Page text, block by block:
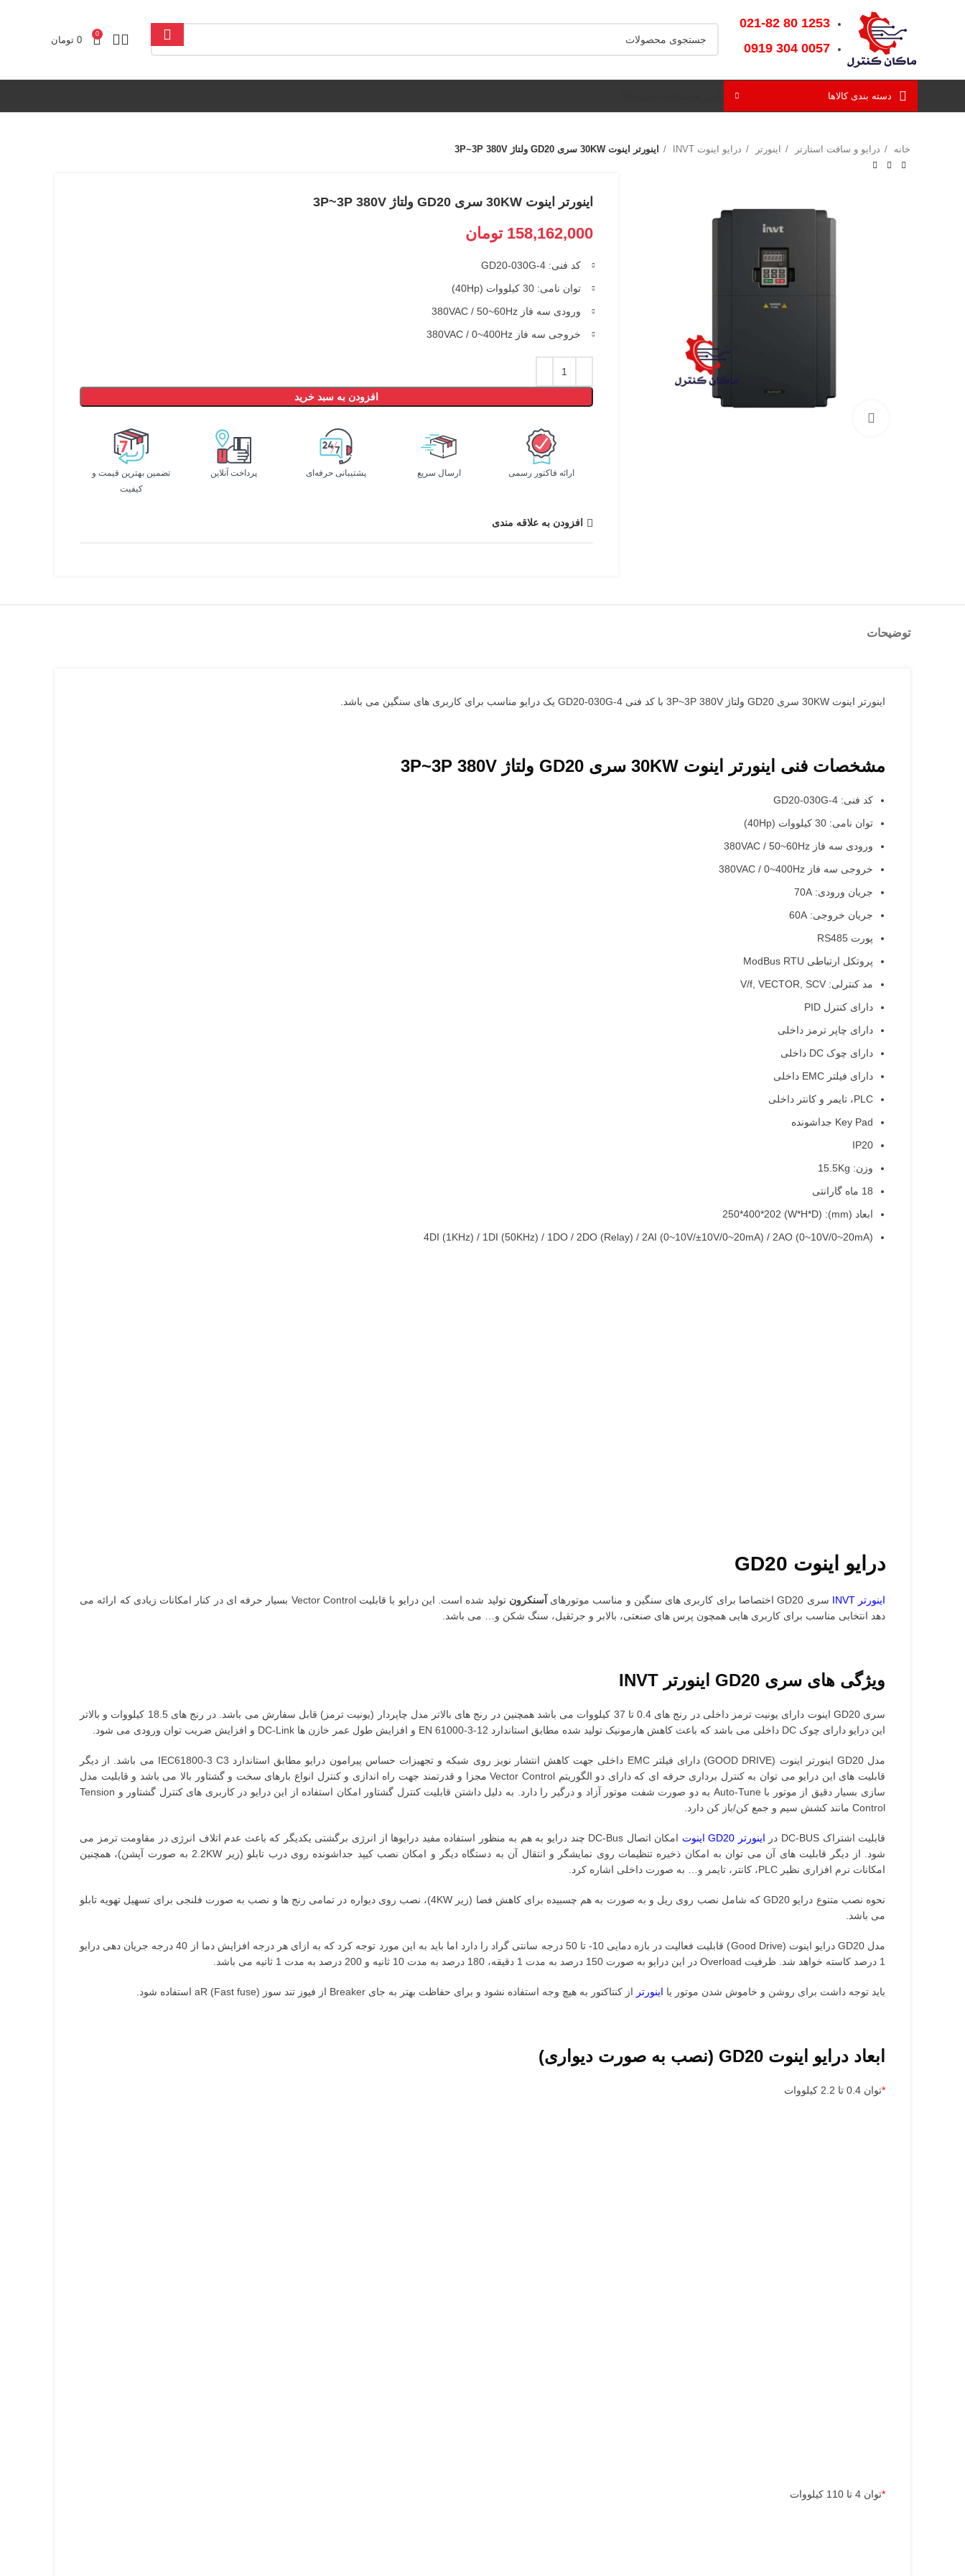
1253‌ 80‌ 021-82
0057‌ 304‌ 0919
0
0 تومان
دسته بندی کالاها
خانه درایو و سافت استارتر اینورتر درایو اینوت INVT اینورتر اینوت 30KW سری GD20 ولتاژ 3P~3P 380V
اینورتر اینوت 30KW سری GD20 ولتاژ 3P~3P 380V
158,162,000 تومان
کد فنی: GD20-030G-4
توان نامی: 30 کیلووات (40Hp)
ورودی سه فاز 380VAC / 50~60Hz
خروجی سه فاز 380VAC / 0~400Hz
افزودن به سبد خرید
ارائه فاکتور رسمی ارسال سریع پشتیبانی حرفه‌ای پرداخت آنلاین
تضمین بهترین قیمت و
کیفیت
افزودن به علاقه مندی
توضیحات
اینورتر اینوت 30KW سری GD20 ولتاژ 3P~3P 380V با کد فنی GD20-030G-4 یک درایو مناسب برای کاربری های سنگین می باشد.
مشخصات فنی اینورتر اینوت 30KW سری GD20 ولتاژ 3P~3P 380V
کد فنی: GD20-030G-4
توان نامی: 30 کیلووات (40Hp)
ورودی سه فاز 380VAC / 50~60Hz
خروجی سه فاز 380VAC / 0~400Hz
جریان ورودی: 70A
جریان خروجی: 60A
پورت RS485
پروتکل ارتباطی ModBus RTU
مد کنترلی: V/f, VECTOR, SCV
دارای کنترل PID
دارای چاپر ترمز داخلی
دارای چوک DC داخلی
دارای فیلتر EMC داخلی
PLC، تایمر و کانتر داخلی
Key Pad جداشونده
IP20
وزن: 15.5Kg
18 ماه گارانتی
ابعاد (mm): (W*H*D) 250*400*202
4DI (1KHz) / 1DI (50KHz) / 1DO / 2DO (Relay) / 2AI (0~10V/±10V/0~20mA) / 2AO (0~10V/0~20mA)
درایو اینوت GD20
اینورتر INVT سری GD20 اختصاصا برای کاربری های سنگین و مناسب موتورهای آسنکرون
تولید شده است. این درایو با قابلیت Vector Control بسیار حرفه ای در کنار امکانات زیادی که ارائه می
دهد انتخابی مناسب برای کاربری هایی همچون پرس های صنعتی، بالابر و جرثقیل، سنگ شکن و… می باشد.
ویژگی های سری GD20 اینورتر INVT
سری GD20 اینوت دارای یونیت ترمز داخلی در رنج های 0.4 تا 37 کیلووات می باشد همچنین در رنج های بالاتر مدل چاپردار (یونیت ترمز) قابل سفارش می باشد. در رنج های 18.5 کیلووات و بالاتر
این درایو دارای چوک DC داخلی می باشد که باعث کاهش هارمونیک تولید شده مطابق استاندارد EN 61000-3-12 و افزایش طول عمر خازن ها DC-Link و افزایش ضریب توان ورودی می شود.
مدل GD20 اینورتر اینوت (GOOD DRIVE) دارای فیلتر EMC داخلی جهت کاهش انتشار نویز روی شبکه و تجهیزات حساس پیرامون درایو مطابق استاندارد IEC61800-3 C3 می باشد. از دیگر
قابلیت های این درایو می توان به کنترل برداری حرفه ای که دارای دو الگوریتم Vector Control مجزا و قدرتمند جهت راه اندازی و کنترل انواع بارهای سخت و گشتاور بالا می باشد و قابلیت مدل
سازی بسیار دقیق از موتور با Auto-Tune به دو صورت شفت موتور آزاد و درگیر را دارد. به دلیل داشتن قابلیت کنترل گشتاور امکان استفاده از این درایو در کاربری های کنترل گشتاور و Tension
Control مانند کشش سیم و جمع کن/باز کن دارد.
قابلیت اشتراک DC-BUS در اینورتر GD20 اینوت
امکان اتصال DC-Bus چند درایو به هم به منظور استفاده مفید درایوها از انرژی برگشتی یکدیگر که باعث عدم اتلاف انرژی در مقاومت ترمز می
شود. از دیگر قابلیت های آن می توان به امکان ذخیره تنظیمات روی نمایشگر و انتقال آن به دستگاه دیگر و امکان نصب کیپد جداشونده روی درب تابلو (زیر 2.2KW به صورت آپشن)، همچنین
امکانات نرم افزاری نظیر PLC، کانتر، تایمر و… به صورت داخلی اشاره کرد.
نحوه نصب متنوع درایو GD20 که شامل نصب روی ریل و به صورت به هم چسبیده برای کاهش فضا (زیر 4KW)، نصب روی دیواره در تمامی رنج ها و نصب به صورت فلنجی برای تسهیل تهویه تابلو
می باشد.
مدل GD20 درایو اینوت (Good Drive) قابلیت فعالیت در بازه دمایی 10- تا 50 درجه سانتی گراد را دارد اما باید به این مورد توجه کرد که به ازای هر درجه افزایش دما از 40 درجه جریان دهی درایو
1 درصد کاسته خواهد شد. ظرفیت Overload در این درایو به صورت 150 درصد به مدت 1 دقیقه، 180 درصد به مدت 10 ثانیه و 200 درصد به مدت 1 ثانیه می باشد.
باید توجه داشت برای روشن و خاموش شدن موتور یا اینورتر از کنتاکتور به هیچ وجه استفاده نشود و برای حفاظت بهتر به جای Breaker از فیوز تند سوز aR (Fast fuse) استفاده شود.
ابعاد درایو اینوت GD20 (نصب به صورت دیواری)
*توان 0.4 تا 2.2 کیلووات
*توان 4 تا 110 کیلووات